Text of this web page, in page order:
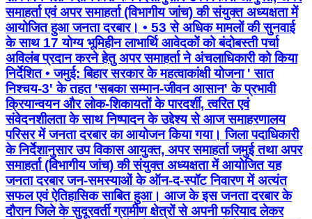
समाहर्ता एवं अपर समाहर्ता (विभागीय जांच) की संयुक्त अध्यक्षता में
आयोजित हुआ जनता दरबार। • 53 से अधिक मामलों की सुनवाई
के साथ 17 योग्य भूमिहीन लाभार्थि आवेदकों को बंदोबस्ती पर्चा
अविलंब प्रदान करने हेतु अपर समाहर्ता ने अंचलाधिकारी को किया
निर्देशित • जमुई: बिहार सरकार के महत्वाकांक्षी योजना ' सात
निश्चय-3' के तहत 'सबका सम्मान-जीवन आसान' के प्रभावी
क्रियान्वयन और लोक-शिकायतों के पारदर्शी, त्वरित एवं
संवेदनशीलता के साथ निष्पादन के उद्देश्य से आज समाहरणालय
परिसर में जनता दरबार का आयोजन किया गया। जिला पदाधिकारी
के निर्देशानुसार उप विकास आयुक्त, अपर समाहर्ता जमुई तथा अपर
समाहर्ता (विभागीय जांच) की संयुक्त अध्यक्षता में आयोजित यह
जनता दरबार जन-समस्याओं के ऑन-द-स्पॉट निवारण में अत्यंत
सफल एवं ऐतिहासिक साबित हुआ। आज के इस जनता दरबार के
दौरान जिले के सुदूरवर्ती ग्रामीण क्षेत्रों से अपनी फरियाद लेकर